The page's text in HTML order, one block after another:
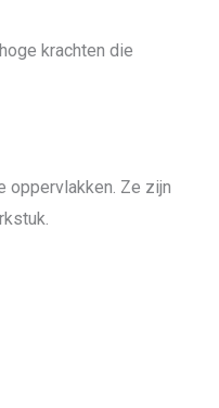
krachten die
oppervlakken. Ze zijn